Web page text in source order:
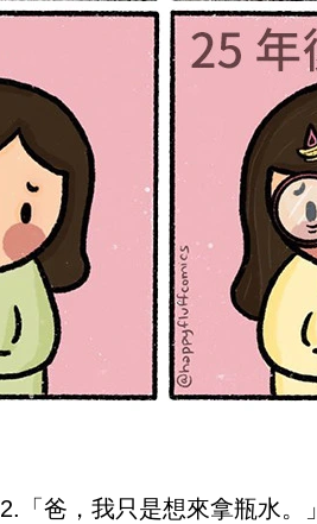
2.「爸，我只是想來拿瓶水。」